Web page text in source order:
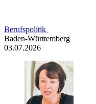
Berufspolitik
Baden-Württemberg
03.07.2026